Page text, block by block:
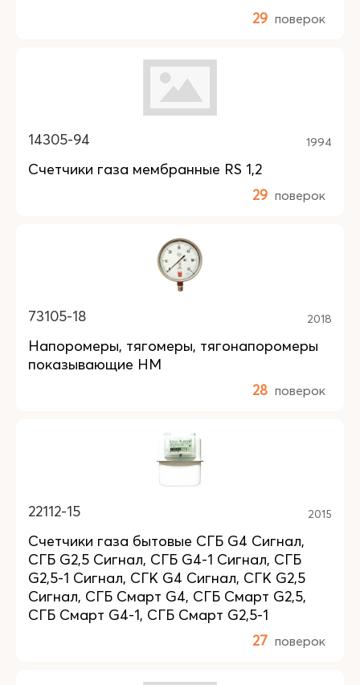
29 поверок
14305-94 1994
Счетчики газа мембранные RS 1,2
29 поверок
73105-18 2018
Напоромеры, тягомеры, тягонапоромеры
показывающие НМ
28 поверок
22112-15 2015
Счетчики газа бытовые СГБ G4 Сигнал,
СГБ G2,5 Сигнал, СГБ G4-1 Сигнал, СГБ
G2,5-1 Сигнал, СГК G4 Сигнал, СГК G2,5
Сигнал, СГБ Смарт G4, СГБ Смарт G2,5,
СГБ Смарт G4-1, СГБ Смарт G2,5-1
27 поверок